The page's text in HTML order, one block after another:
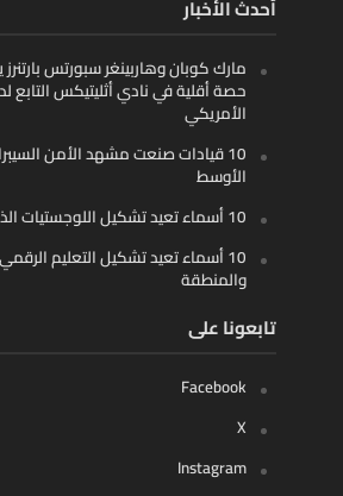
أحدث الأخبار
مارك كوبان وهاربينغر سبورتس
حصة أقلية في نادي أثليتيكس التابع
الأمريكي
10 قيادات صنعت مشهد الأمن
الأوسط
10 أسماء تعيد تشكيل اللوجستيات الذكية في الخليج
10 أسماء تعيد تشكيل التعليم
والمنطقة
تابعونا على
Facebook
X
Instagram